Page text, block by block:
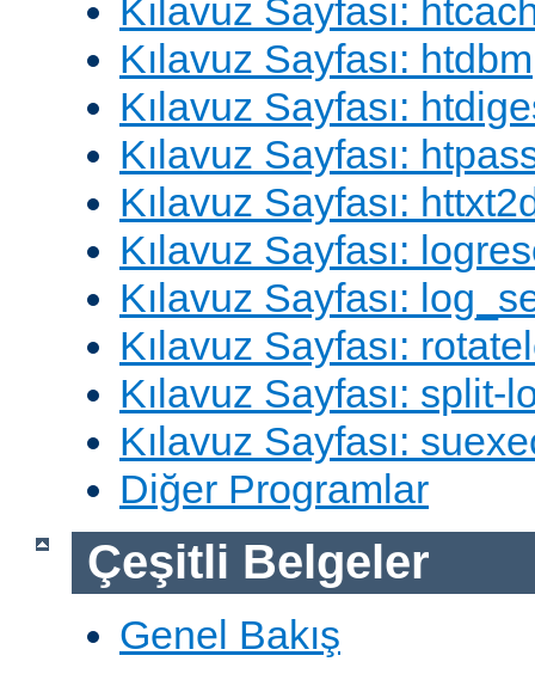
Kılavuz Sayfası:
Kılavuz Sayfası: htdbm
Kılavuz Sayfası:
Kılavuz Sayfası:
Kılavuz Sayfası:
Kılavuz Sayfası:
Kılavuz Sayfası:
Kılavuz Sayfası:
Kılavuz Sayfası: split-
Kılavuz Sayfası:
Diğer Programlar
Çeşitli Belgeler
Genel Bakış